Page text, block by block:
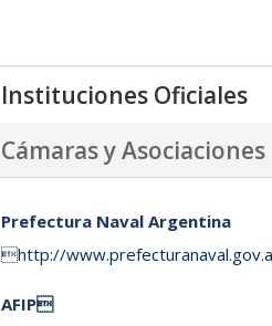
Instituciones Oficiales
Cámaras y Asociaciones
Prefectura Naval Argentina
http://
AFIP